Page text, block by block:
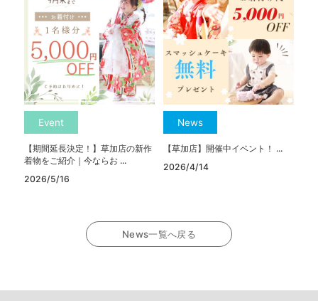
Event
【期間延長決定！】草加店の新作
着物をご紹介｜今ならお ...
2026/5/16
News
【草加店】開催中イベント！ ...
2026/4/14
News一覧へ戻る